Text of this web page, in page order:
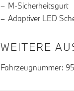
M-Sicherheitsgurt
Adaptiver LED
WEITERE
Fahrzeugnummer: